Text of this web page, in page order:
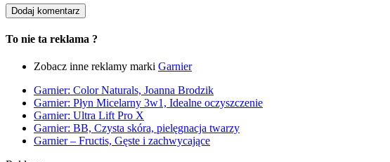
To nie ta reklama ?
Zobacz inne reklamy marki Garnier
Garnier: Color Naturals, Joanna Brodzik
Garnier: Płyn Micelarny 3w1, Idealne oczyszczenie
Garnier: Ultra Lift Pro X
Garnier: BB, Czysta skóra, pielęgnacja twarzy
Garnier – Fructis, Gęste i zachwycające